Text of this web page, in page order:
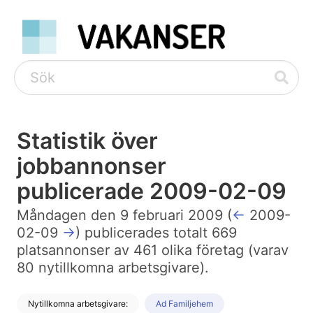
Statistik över
jobbannonser
publicerade 2009-02-09
Måndagen den 9 februari 2009 (← 2009-
02-09 →) publicerades totalt 669
platsannonser av 461 olika företag (varav
80 nytillkomna arbetsgivare).
Nytillkomna arbetsgivare: Ad Familjehem